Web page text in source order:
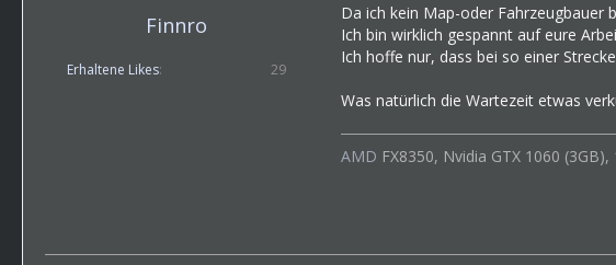
Finnro
Erhaltene Likes 29
Da ich kein Map-oder Fahrzeugbauer
Ich bin wirklich gespannt auf eure
Ich hoffe nur, dass bei so einer
Was natürlich die Wartezeit etwas
AMD FX8350, Nvidia GTX 1060